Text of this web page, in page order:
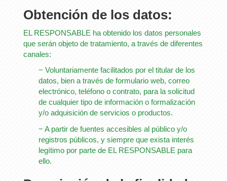
Obtención de los datos:
EL RESPONSABLE ha obtenido los datos personales
que serán objeto de tratamiento, a través de diferentes
canales:
− Voluntariamente facilitados por el titular de los
datos, bien a través de formulario web, correo
electrónico, teléfono o contrato, para la solicitud
de cualquier tipo de información o formalización
y/o adquisición de servicios o productos.
− A partir de fuentes accesibles al público y/o
registros públicos, y siempre que exista interés
legítimo por parte de EL RESPONSABLE para
ello.